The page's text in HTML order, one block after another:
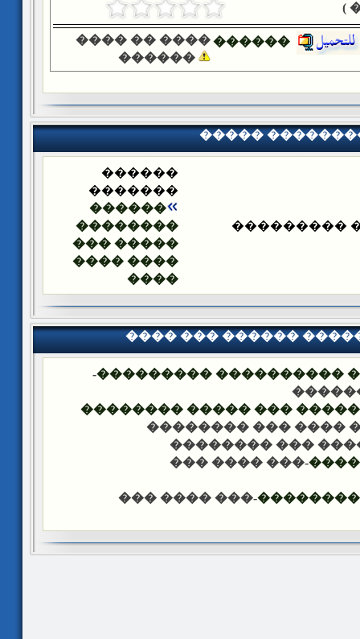
���� �� ����
������
������
�����
�����
������
�������
������
��������
����� ���
���� ����
����
���� ��� ������
�������� �� ���
-
���
���� ����� �������� ���
-��� ���� ���
-��� ���� ���
-��� ���� ���
������
-��� ���� ���